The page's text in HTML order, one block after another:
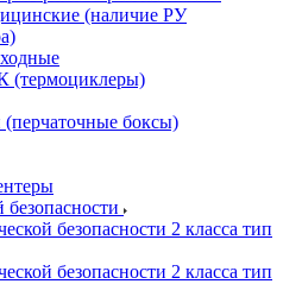
(наличие РУ
боксы)
безопасности 2 класса тип
безопасности 2 класса тип